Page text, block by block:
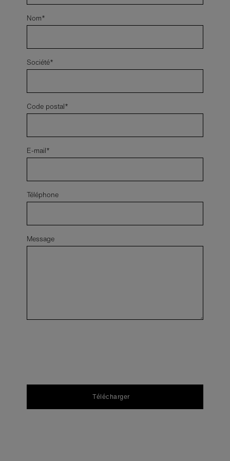
Nom*
Société*
Code postal*
E-mail*
Téléphone
Message
Télécharger